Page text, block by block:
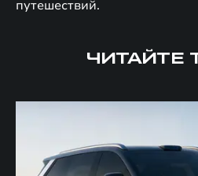
путешествий.
ЧИТАЙТЕ